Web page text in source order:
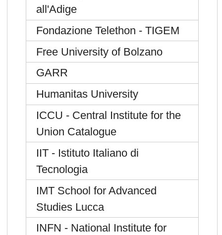
all'Adige
Fondazione Telethon - TIGEM
Free University of Bolzano
GARR
Humanitas University
ICCU - Central Institute for the
Union Catalogue
IIT - Istituto Italiano di
Tecnologia
IMT School for Advanced
Studies Lucca
INFN - National Institute for